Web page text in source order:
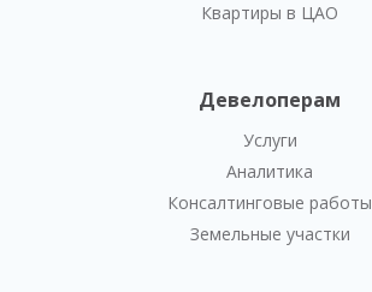
Квартиры в ЦАО
Девелоперам
Услуги
Аналитика
Консалтинговые работы
Земельные участки